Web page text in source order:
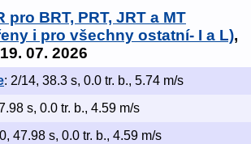
pro BRT, PRT, JRT a MT
i pro všechny ostatní- I a L),
07. 2026
: 2/14, 38.3 s, 0.0 tr. b., 5.74 m/s
s, 0.0 tr. b., 4.59 m/s
47.98 s, 0.0 tr. b., 4.59 m/s